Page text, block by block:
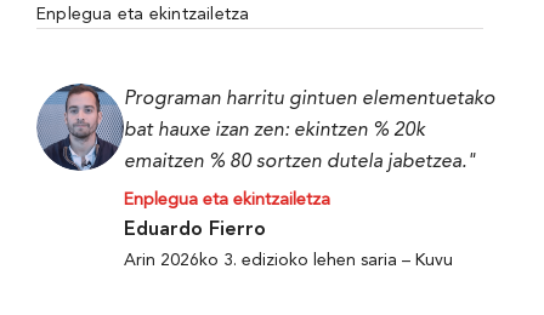
Enplegua eta ekintzailetza
Programan harritu gintuen elementuetako
bat hauxe izan zen: ekintzen % 20k
emaitzen % 80 sortzen dutela jabetzea."
Enplegua eta ekintzailetza
Eduardo Fierro
Arin 2026ko 3. edizioko lehen saria – Kuvu